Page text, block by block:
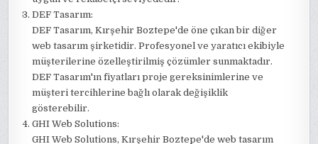
DEF Tasarım:
DEF Tasarım, Kırşehir Boztepe'de öne çıkan bir diğer
web tasarım şirketidir. Profesyonel ve yaratıcı ekibiyle
müşterilerine özelleştirilmiş çözümler sunmaktadır.
DEF Tasarım'ın fiyatları proje gereksinimlerine ve
müşteri tercihlerine bağlı olarak değişiklik
gösterebilir.
GHI Web Solutions:
GHI Web Solutions, Kırşehir Boztepe'de web tasarım